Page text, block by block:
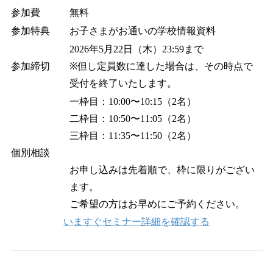
参加費
無料
参加特典
お子さまがお通いの学校情報資料
参加締切
2026年5月22日（木）23:59まで
※但し定員数に達した場合は、その時点で
受付を終了いたします。
個別相談
一枠目：10:00〜10:15（2名）
二枠目：10:50〜11:05（2名）
三枠目：11:35〜11:50（2名）
お申し込みは先着順で、枠に限りがござい
ます。
ご希望の方はお早めにご予約ください。
いますぐセミナー詳細を確認する